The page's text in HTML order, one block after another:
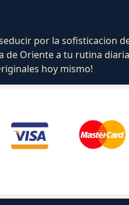
por la sofisticacion
de Oriente a tu rutina
hoy mismo!